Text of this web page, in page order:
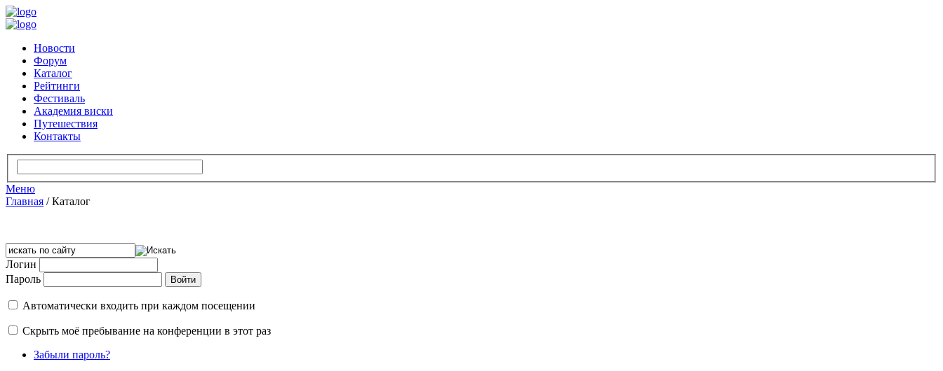
Новости
Форум
Каталог
Рейтинги
Фестиваль
Академия виски
Путешествия
Контакты
Меню
Главная /Каталог
Логин
Пароль
Автоматически входить при каждом посещении
Скрыть моё пребывание на конференции в этот раз
Забыли пароль?